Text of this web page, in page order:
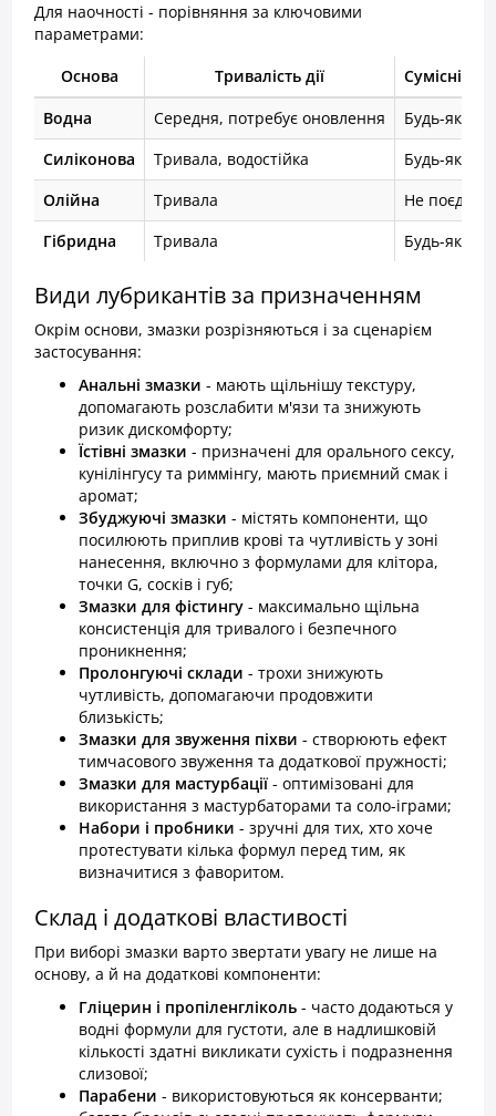
Для наочності - порівняння за ключовими
параметрами:
Основа
Тривалість дії
Водна
Середня, потребує оновлення
Будь-які
Силіконова
Тривала, водостійка
Будь-які
Олійна
Тривала
Не
Гібридна
Тривала Будь-які
Види лубрикантів за призначенням
Окрім основи, змазки розрізняються і за сценарієм
застосування:
Анальні змазки - мають щільнішу текстуру,
допомагають розслабити м'язи та знижують
ризик дискомфорту;
Їстівні змазки - призначені для орального сексу,
кунілінгусу та риммінгу, мають приємний смак і
аромат;
Збуджуючі змазки - містять компоненти, що
посилюють приплив крові та чутливість у зоні
нанесення, включно з формулами для клітора,
точки G, сосків і губ;
Змазки для фістингу - максимально щільна
консистенція для тривалого і безпечного
проникнення;
Пролонгуючі склади - трохи знижують
чутливість, допомагаючи продовжити
близькість;
Змазки для звуження піхви - створюють ефект
тимчасового звуження та додаткової пружності;
Змазки для мастурбації - оптимізовані для
використання з мастурбаторами та соло-іграми;
Набори і пробники - зручні для тих, хто хоче
протестувати кілька формул перед тим, як
визначитися з фаворитом.
Склад і додаткові властивості
При виборі змазки варто звертати увагу не лише на
основу, а й на додаткові компоненти:
Гліцерин і пропіленгліколь - часто додаються у
водні формули для густоти, але в надлишковій
кількості здатні викликати сухість і подразнення
слизової;
Парабени - використовуються як консерванти;